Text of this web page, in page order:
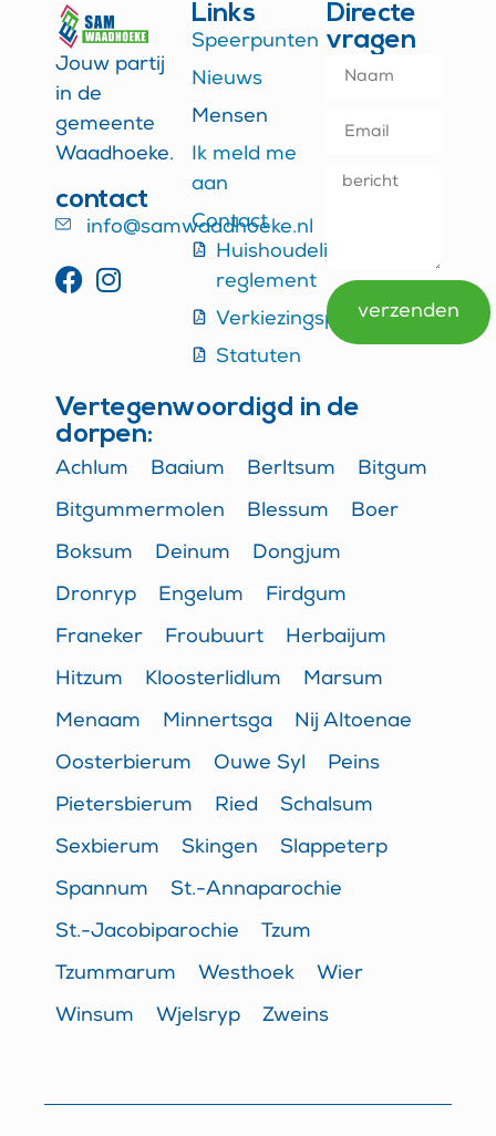
Jouw partij
in de
gemeente
Waadhoeke.
contact
info@samwaadhoeke.nl
Links
Speerpunten
Nieuws
Mensen
Ik meld me
aan
Contact
Huishoudelijk
reglement
Verkiezingsprogramma
Statuten
Directe
vragen
verzenden
Vertegenwoordigd in de
dorpen:
Achlum Baaium Berltsum Bitgum
Bitgummermolen Blessum Boer
Boksum Deinum Dongjum
Dronryp Engelum Firdgum
Franeker Froubuurt Herbaijum
Hitzum Kloosterlidlum Marsum
Menaam Minnertsga Nij Altoenae
Oosterbierum Ouwe Syl Peins
Pietersbierum Ried Schalsum
Sexbierum Skingen Slappeterp
Spannum St.-Annaparochie
St.-Jacobiparochie Tzum
Tzummarum Westhoek Wier
Winsum Wjelsryp Zweins